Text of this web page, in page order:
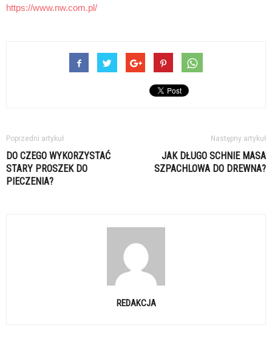
https://www.nw.com.pl/
Poprzedni artykuł
DO CZEGO WYKORZYSTAĆ
STARY PROSZEK DO
PIECZENIA?
Następny artykuł
JAK DŁUGO SCHNIE MASA
SZPACHLOWA DO DREWNA?
REDAKCJA